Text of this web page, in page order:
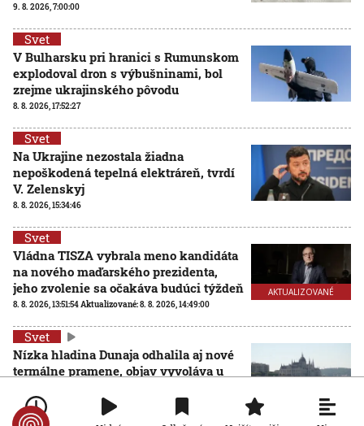
9. 8. 2026, 7:00:00
Svet
V Bulharsku pri hranici s Rumunskom
explodoval dron s výbušninami, bol
zrejme ukrajinského pôvodu
8. 8. 2026, 17:52:27
Svet
Na Ukrajine nezostala žiadna
nepoškodená tepelná elektráreň, tvrdí
V. Zelenskyj
8. 8. 2026, 15:34:46
AKTUALIZOVANÉ
Svet
Vládna TISZA vybrala meno kandidáta
na nového maďarského prezidenta,
jeho zvolenie sa očakáva budúci týždeň
8. 8. 2026, 13:51:54Aktualizované:8. 8. 2026, 14:49:00
Svet
Nízka hladina Dunaja odhalila aj nové
termálne pramene, objav vyvoláva u
8. 8. 2026, 11:30:31